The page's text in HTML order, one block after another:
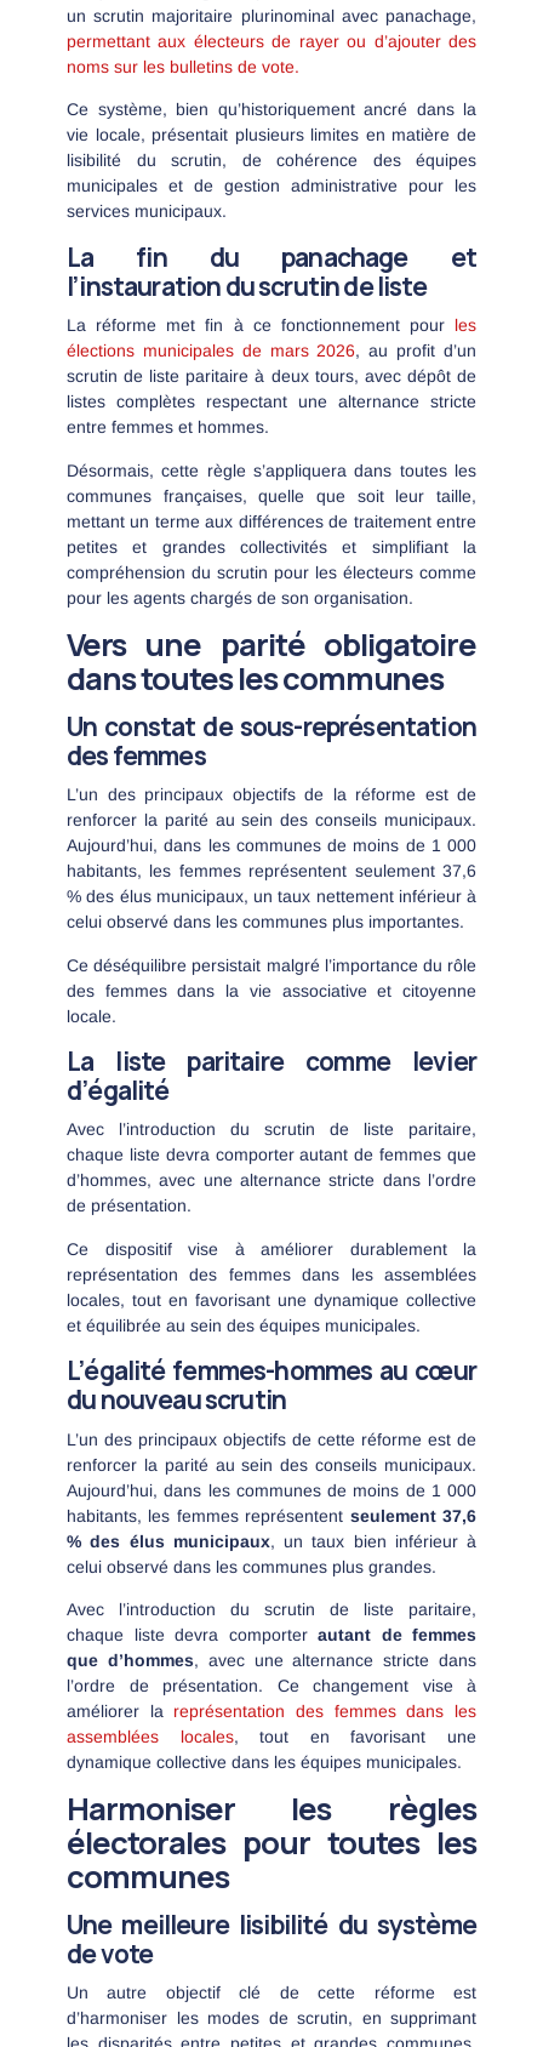
un scrutin majoritaire plurinominal avec panachage,
permettant aux électeurs de rayer ou d’ajouter des
noms sur les bulletins de vote.
Ce système, bien qu’historiquement ancré dans la
vie locale, présentait plusieurs limites en matière de
lisibilité du scrutin, de cohérence des équipes
municipales et de gestion administrative pour les
services municipaux.
La fin du panachage et
l’instauration du scrutin de liste
La réforme met fin à ce fonctionnement pour les
élections municipales de mars 2026, au profit d’un
scrutin de liste paritaire à deux tours, avec dépôt de
listes complètes respectant une alternance stricte
entre femmes et hommes.
Désormais, cette règle s’appliquera dans toutes les
communes françaises, quelle que soit leur taille,
mettant un terme aux différences de traitement entre
petites et grandes collectivités et simplifiant la
compréhension du scrutin pour les électeurs comme
pour les agents chargés de son organisation.
Vers une parité obligatoire
dans toutes les communes
Un constat de sous-représentation
des femmes
L’un des principaux objectifs de la réforme est de
renforcer la parité au sein des conseils municipaux.
Aujourd’hui, dans les communes de moins de 1 000
habitants, les femmes représentent seulement 37,6
% des élus municipaux, un taux nettement inférieur à
celui observé dans les communes plus importantes.
Ce déséquilibre persistait malgré l’importance du rôle
des femmes dans la vie associative et citoyenne
locale.
La liste paritaire comme levier
d’égalité
Avec l’introduction du scrutin de liste paritaire,
chaque liste devra comporter autant de femmes que
d’hommes, avec une alternance stricte dans l’ordre
de présentation.
Ce dispositif vise à améliorer durablement la
représentation des femmes dans les assemblées
locales, tout en favorisant une dynamique collective
et équilibrée au sein des équipes municipales.
L’égalité femmes-hommes au cœur
du nouveau scrutin
L’un des principaux objectifs de cette réforme est de
renforcer la parité au sein des conseils municipaux.
Aujourd’hui, dans les communes de moins de 1 000
habitants, les femmes représentent seulement 37,6
% des élus municipaux, un taux bien inférieur à
celui observé dans les communes plus grandes.
Avec l’introduction du scrutin de liste paritaire,
chaque liste devra comporter autant de femmes
que d’hommes, avec une alternance stricte dans
l’ordre de présentation. Ce changement vise à
améliorer la représentation des femmes dans les
assemblées locales, tout en favorisant une
dynamique collective dans les équipes municipales.
Harmoniser les règles
électorales pour toutes les
communes
Une meilleure lisibilité du système
de vote
Un autre objectif clé de cette réforme est
d’harmoniser les modes de scrutin, en supprimant